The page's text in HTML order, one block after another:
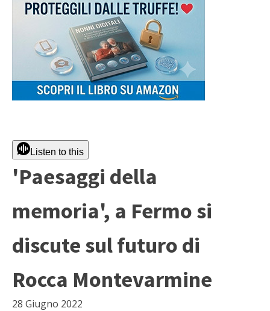
Listen to this
'Paesaggi della
memoria', a Fermo si
discute sul futuro di
Rocca Montevarmine
28 Giugno 2022